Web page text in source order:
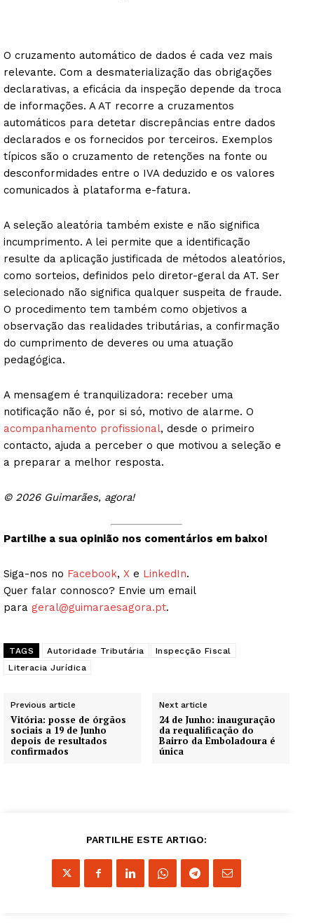
O cruzamento automático de dados é cada vez mais
relevante. Com a desmaterialização das obrigações
declarativas, a eficácia da inspeção depende da troca
de informações. A AT recorre a cruzamentos
automáticos para detetar discrepâncias entre dados
declarados e os fornecidos por terceiros. Exemplos
típicos são o cruzamento de retenções na fonte ou
desconformidades entre o IVA deduzido e os valores
comunicados à plataforma e-fatura.
A seleção aleatória também existe e não significa
incumprimento. A lei permite que a identificação
resulte da aplicação justificada de métodos aleatórios,
como sorteios, definidos pelo diretor-geral da AT. Ser
selecionado não significa qualquer suspeita de fraude.
O procedimento tem também como objetivos a
observação das realidades tributárias, a confirmação
do cumprimento de deveres ou uma atuação
pedagógica.
A mensagem é tranquilizadora: receber uma
notificação não é, por si só, motivo de alarme. O
acompanhamento profissional, desde o primeiro
contacto, ajuda a perceber o que motivou a seleção e
a preparar a melhor resposta.
© 2026 Guimarães, agora!
Partilhe a sua opinião nos comentários em baixo!
Siga-nos no Facebook, X e LinkedIn.
Quer falar connosco? Envie um email
para geral@guimaraesagora.pt.
TAGS Autoridade Tributária
Inspecção Fiscal
Literacia Jurídica
Previous article
Vitória: posse de órgãos
sociais a 19 de Junho
depois de resultados
confirmados
Next article
24 de Junho: inauguração
da requalificação do
Bairro da Emboladoura é
única
PARTILHE ESTE ARTIGO: